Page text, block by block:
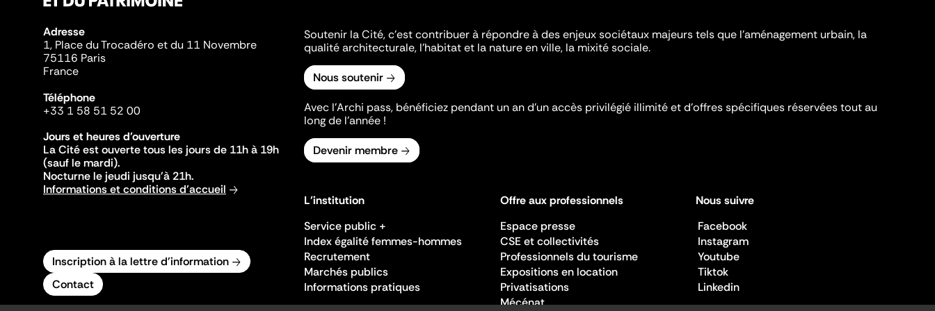
Adresse
1, Place du Trocadéro et du 11 Novembre
75116 Paris
France
Téléphone
+33 1 58 51 52 00
Jours et heures d'ouverture
La Cité est ouverte tous les jours de 11h à 19h
(sauf le mardi).
Nocturne le jeudi jusqu'à 21h.
Informations et conditions d'accueil
Inscription à la lettre d'information
Contact
Soutenir la Cité, c'est contribuer à répondre à des enjeux sociétaux majeurs tels que l'aménagement urbain, la
qualité architecturale, l'habitat et la nature en ville, la mixité sociale.
Nous soutenir
Avec l’Archi pass, bénéficiez pendant un an d’un accès privilégié illimité et d’offres spécifiques réservées tout au
long de l’année !
Devenir membre
L'institution
Service public +
Index égalité femmes-hommes
Recrutement
Marchés publics
Informations pratiques
Offre aux professionnels
Espace presse
CSE et collectivités
Professionnels du tourisme
Expositions en location
Privatisations
Mécénat
Nous suivre
Facebook
Instagram
Youtube
Tiktok
Linkedin